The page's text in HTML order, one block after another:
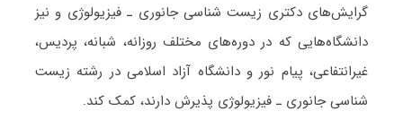
گرایش‌های دکتری زیست شناسی ﺟﺎﻧﻮری ـ ﻓﻴﺰﻳﻮﻟﻮژی و نیز
دانشگاه‌هایی که در دوره‌های مختلف روزانه، شبانه، پردیس،
غیرانتفاعی، پیام نور و دانشگاه آزاد اﺳﻼمی در رشته زیست
شناسی ﺟﺎﻧﻮری ـ ﻓﻴﺰﻳﻮﻟﻮژی پذیرش دارند، کمک کند.